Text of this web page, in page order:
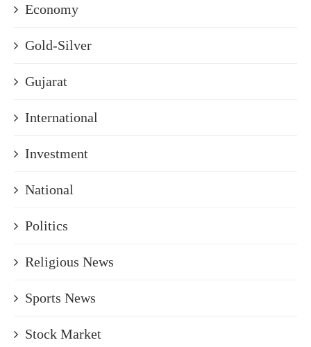
Economy
Gold-Silver
Gujarat
International
Investment
National
Politics
Religious News
Sports News
Stock Market